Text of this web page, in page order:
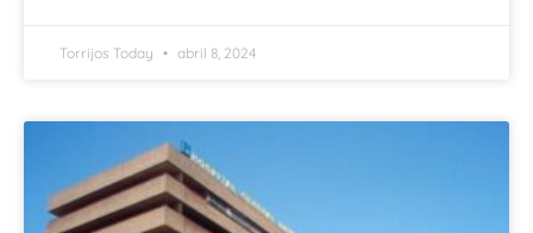
Torrijos Today abril 8, 2024